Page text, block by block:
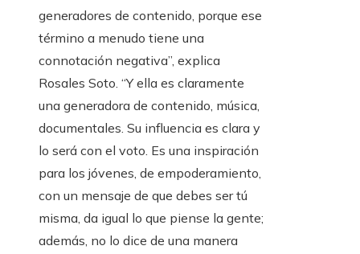
generadores de contenido, porque ese
término a menudo tiene una
connotación negativa”, explica
Rosales Soto. “Y ella es claramente
una generadora de contenido, música,
documentales. Su influencia es clara y
lo será con el voto. Es una inspiración
para los jóvenes, de empoderamiento,
con un mensaje de que debes ser tú
misma, da igual lo que piense la gente;
además, no lo dice de una manera